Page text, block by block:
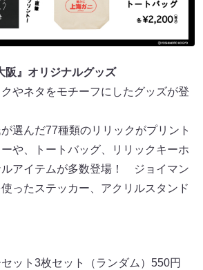
阪』オリジナルグッズ
やネタをモチーフにしたグッズが登
選んだ77種類のリリックがプリント
や、トートバッグ、リリックキーホ
ルアイテムが多数登場！ ジョイマン
ったステッカー、アクリルスタンド
ット3枚セット（ランダム）550円